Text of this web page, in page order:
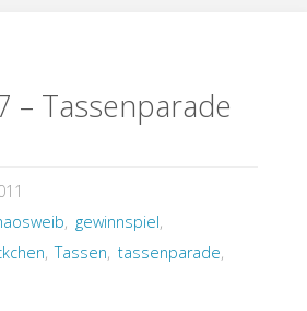
28"
– Tassenparade
, gewinnspiel,
, Tassen, tassenparade,